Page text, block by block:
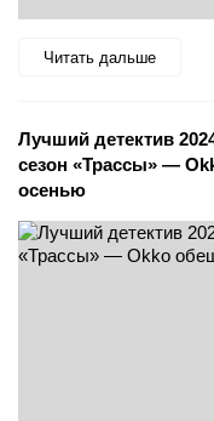
Читать дальше
Лучший детектив
сезон «Трассы» —
осенью